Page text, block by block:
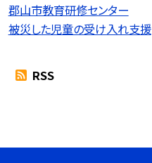
郡山市教育研修センター
被災した児童の受け入れ支援
RSS